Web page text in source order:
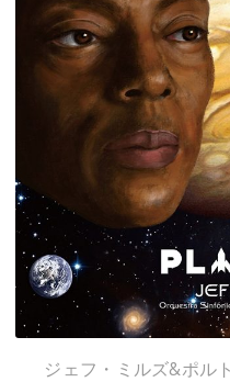
ジェフ・ミルズ&ポル